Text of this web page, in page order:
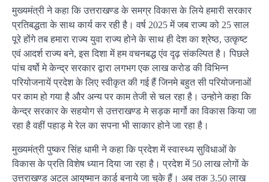
मुख्यमंत्री ने कहा कि उत्तराखण्ड के समग्र विकास के लिये हमारी सरकार
प्रतिबद्धता के साथ कार्य कर रही है। वर्ष 2025 में जब राज्य को 25 साल
पूरे होंगे तब हमारा राज्य युवा राज्य होने के साथ ही देश का श्रेष्ठ, उत्कृष्ट
एवं आदर्श राज्य बने, इस दिशा में हम वचनबद्ध एंव दृढ़ संकल्पित है। पिछले
पांच वर्षो मे केन्द्र सरकार द्वारा लगभग एक लाख करोड की विभिन्न
परियोजनायें प्रदेश के लिए स्वीकृत की गई हैं जिनमे बहुत सी परियोजनाओं
पर काम हो गया है और अन्य पर काम तेजी से चल रहा है। उन्होने कहा कि
केन्द्र सरकार के सहयोग से उत्तराखण्ड मे सड़क मार्गो का विकास किया जा
रहा है वहीं पहाड़ मे रेल का सपना भी साकार होने जा रहा है।
मुख्यमंत्री पुष्कर सिंह धामी ने कहा कि प्रदेश में स्वास्थ्य सुविधाओं के
विकास के प्रति विशेष ध्यान दिया जा रहा है। प्रदेश में 50 लाख लोगों के
उत्तराखण्ड अटल आयुष्मान कार्ड बनाये जा चुके हैं। अब तक 3.50 लाख